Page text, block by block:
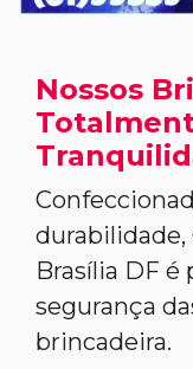
Nossos
durabilidade,
Brasília DF é
segurança
brincadeira.